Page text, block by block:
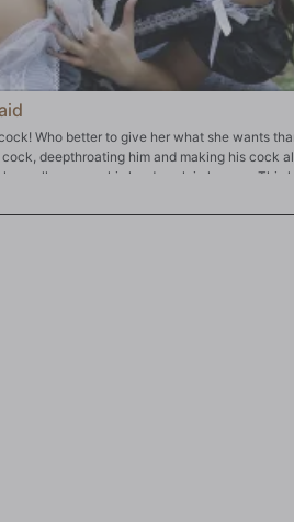
Who better to give her what she wants
deepthroating him and making his cock
really craves, his hard cock in her ass. This
cums all over her sexy ass.